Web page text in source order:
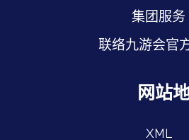
集团服务
联络九游会官
网站
XML